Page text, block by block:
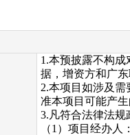
1.本预披露不构
据，增资方和广
2.本项目如涉及
准本项目可能产
3.凡符合法律法
（1）项目经办人